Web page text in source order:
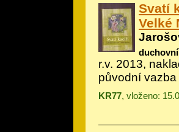
Svatí
Velké
duchovní
r.v. 2013,
původní vazba
KR77, vloženo: